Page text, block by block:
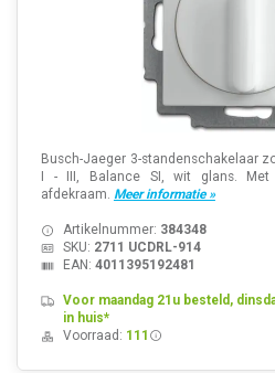
Busch-Jaeger 3-standenschakelaar
I - III, Balance SI, wit glans. Met
afdekraam. Meer informatie »
Artikelnummer: 384348
SKU: 2711 UCDRL-914
EAN: 4011395192481
Voor maandag 21u besteld,
in huis*
Voorraad: 111